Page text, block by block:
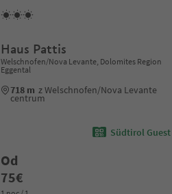
Haus Pattis
Welschnofen/Nova Levante, Dolomites Region
Eggental
718 m z Welschnofen/Nova Levante
centrum
Südtirol Guest
Od
75€